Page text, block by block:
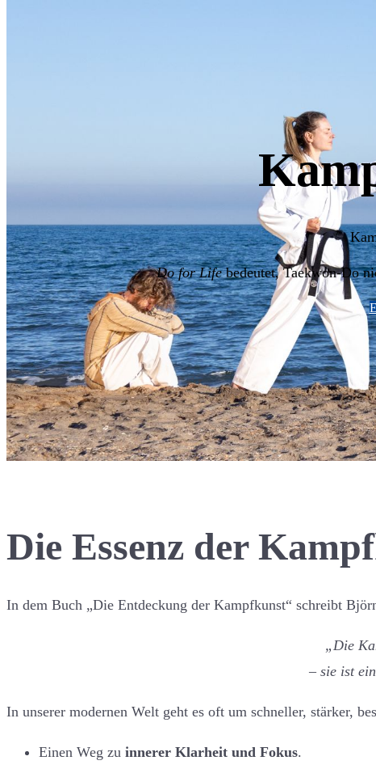
Do for Lifebedeutet, Taekwon-Do
Die Essenz der
In dem Buch „Die Entdeckung der Kampfkunst“ schreibt
„Die
– sie ist
In unserer modernen Welt geht es oft um schneller, stärker,
Einen Weg zu innerer Klarheit und Fokus.